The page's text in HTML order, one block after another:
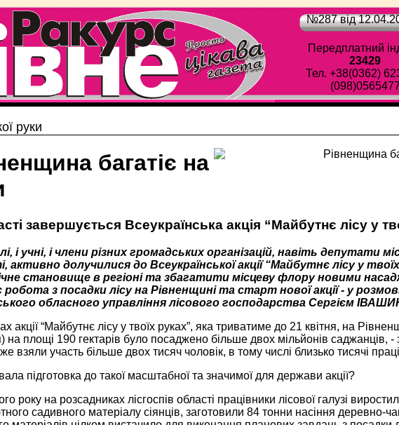
№287 від
Передплатний
23429
Тел. +38(0362)
(098)0565477
руки
багатіє на
завершується Всеукраїнська акція “Майбутнє лісу у
і учні, і члени різних громадських організацій, навіть депутати
активно долучилися до Всеукраїнської акції “Майбутнє лісу у
становище в регіоні та збагатити місцеву флору новими
з посадки лісу на Рівненщині та старт нової акції - у
обласного управління лісового господарства Сергієм
акції “Майбутнє лісу у твоїх руках”, яка триватиме до 21 квітня, на
на площі 190 гектарів було посаджено більше двох мільйонів саджанців,
взяли участь більше двох тисяч чоловік, в тому числі близько тисячі
підготовка до такої масштабної та значимої для держави акції?
року на розсадниках лісгоспів області працівники лісової галузі
садивного матеріалу сіянців, заготовили 84 тонни насіння деревно-